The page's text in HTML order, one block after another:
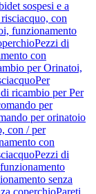
sospesi e a
con
funzionamento
Pezzi di
con
per Orinatoi,
Per
ricambio per Per
per
per orinatoio
con / per
con
Pezzi di
senza
coperchioPareti